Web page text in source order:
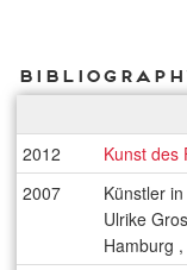
2012 Kunst des
2007
Künstler
Ulrike
Hamburg